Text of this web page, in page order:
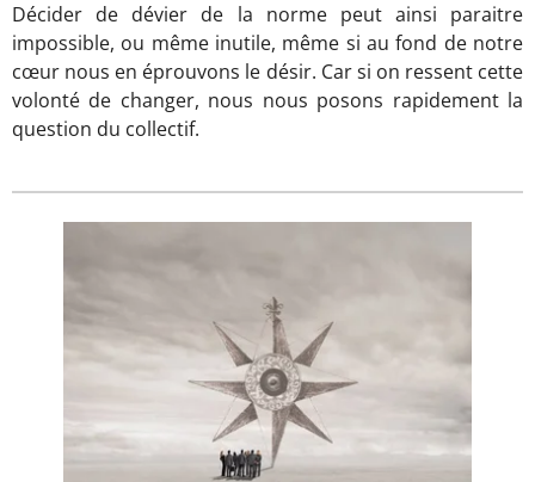
Décider de dévier de la norme peut ainsi paraitre
impossible, ou même inutile, même si au fond de notre
cœur nous en éprouvons le désir. Car si on ressent cette
volonté de changer, nous nous posons rapidement la
question du collectif.